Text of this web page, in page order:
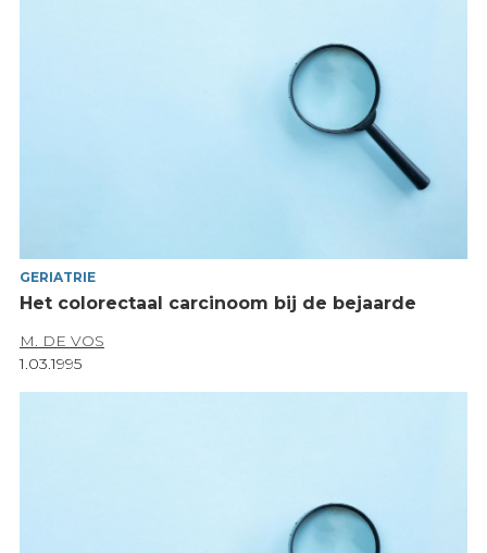
GERIATRIE
Het colorectaal carcinoom bij de bejaarde
M. DE VOS
1.03.1995